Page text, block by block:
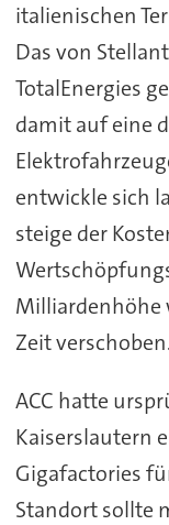
italienischen
Das von
TotalEnergies
damit auf eine
entwickle sich
steige der
Milliardenhöhe
Zeit verschoben.
ACC hatte
Kaiserslautern
Gigafactories
Standort sollte